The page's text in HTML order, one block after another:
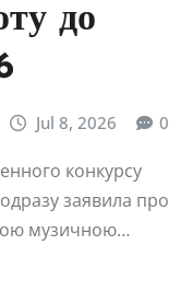
до
Jul 8, 2026 0
конкурсу
заявила про
музичною…